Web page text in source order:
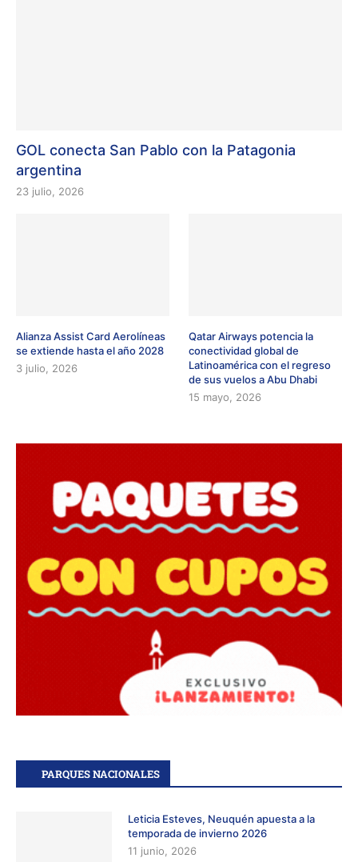
GOL conecta San Pablo con la Patagonia
argentina
23 julio, 2026
Alianza Assist Card Aerolíneas
se extiende hasta el año 2028
3 julio, 2026
Qatar Airways potencia la
conectividad global de
Latinoamérica con el regreso
de sus vuelos a Abu Dhabi
15 mayo, 2026
PARQUES NACIONALES
Leticia Esteves, Neuquén apuesta a la
temporada de invierno 2026
11 junio, 2026